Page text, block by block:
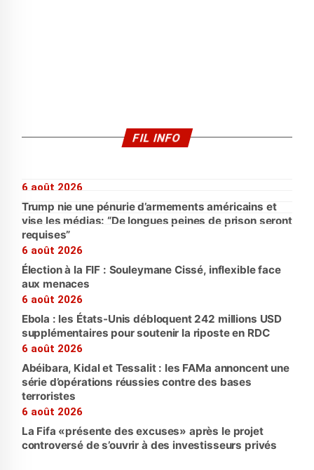
FIL INFO
6 août 2026
Trump nie une pénurie d’armements américains et
vise les médias: “De longues peines de prison seront
requises”
6 août 2026
Élection à la FIF : Souleymane Cissé, inflexible face
aux menaces
6 août 2026
Ebola : les États-Unis débloquent 242 millions USD
supplémentaires pour soutenir la riposte en RDC
6 août 2026
Abéibara, Kidal et Tessalit : les FAMa annoncent une
série d’opérations réussies contre des bases
terroristes
6 août 2026
La Fifa «présente des excuses» après le projet
controversé de s’ouvrir à des investisseurs privés